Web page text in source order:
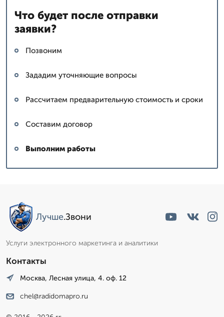
Что будет после отправки
заявки?
Позвоним
Зададим уточняющие вопросы
Рассчитаем предварительную стоимость и сроки
Составим договор
Выполним работы
Лучше.Звони
Услуги электронного маркетинга и аналитики
Контакты
Москва, Лесная улица, 4. оф. 12
chel@radidomapro.ru